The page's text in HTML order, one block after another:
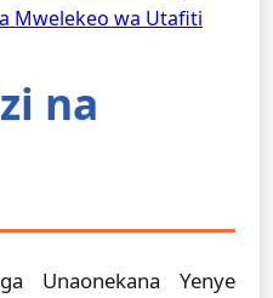
Mwelekeo wa Utafiti
na
Unaonekana Yenye